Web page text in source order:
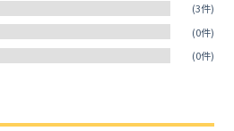
(3件)
(0件)
(0件)